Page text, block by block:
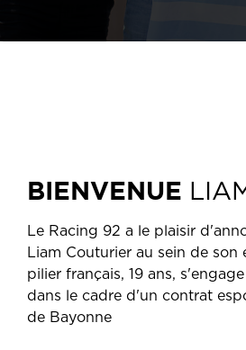
BIENVENUE
Le Racing 92 a le plaisir
Liam Couturier au sein de son
pilier français, 19 ans,
dans le cadre d'un contrat
de Bayonne